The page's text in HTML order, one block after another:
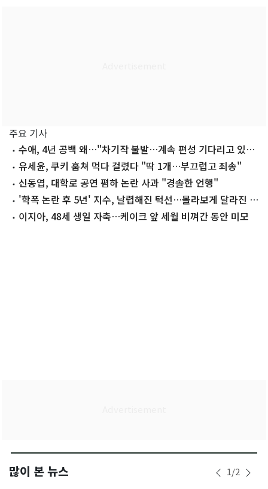
주요 기사
수애, 4년 공백 왜…"차기작 불발…계속 편성 기다리고 있
다"유세윤, 쿠키 훔쳐 먹다 걸렸다 "딱 1개…부끄럽고 죄송"
신동엽, 대학로 공연 폄하 논란 사과 "경솔한 언행"
'학폭 논란 후 5년' 지수, 날렵해진 턱선…몰라보게 달라진 근
황 이지아, 48세 생일 자축…케이크 앞 세월 비껴간 동안 미모
많이 본 뉴스 1/2